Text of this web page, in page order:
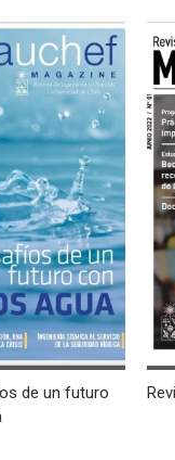
de un futuro